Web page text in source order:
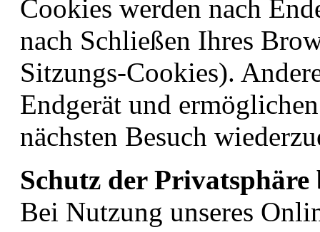
Cookies werden nach
nach Schließen Ihres
Sitzungs-Cookies).
Endgerät und
nächsten Besuch
Schutz der Privatsphäre
Bei Nutzung unseres